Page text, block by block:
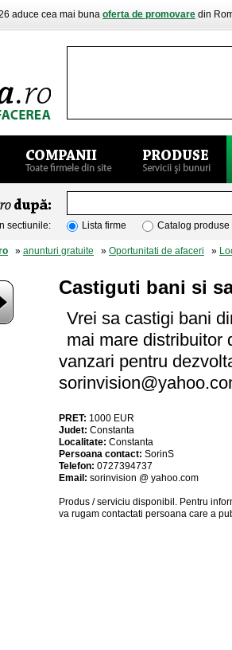
aduce cea mai buna oferta de promovare din
sectiunile: Lista firme Catalog produse
» anunturi gratuite » Oportunitati de afaceri »
Castiguti bani si
Vrei sa castigi bani
mai mare distribuitor
vanzari pentru
PRET: 1000 EUR
Judet: Constanta
Localitate: Constanta
Persoana contact: SorinS
Telefon: 0727394737
Email: sorinvision @ yahoo.com
Produs / serviciu disponibil . Pentru
va rugam contactati persoana care a